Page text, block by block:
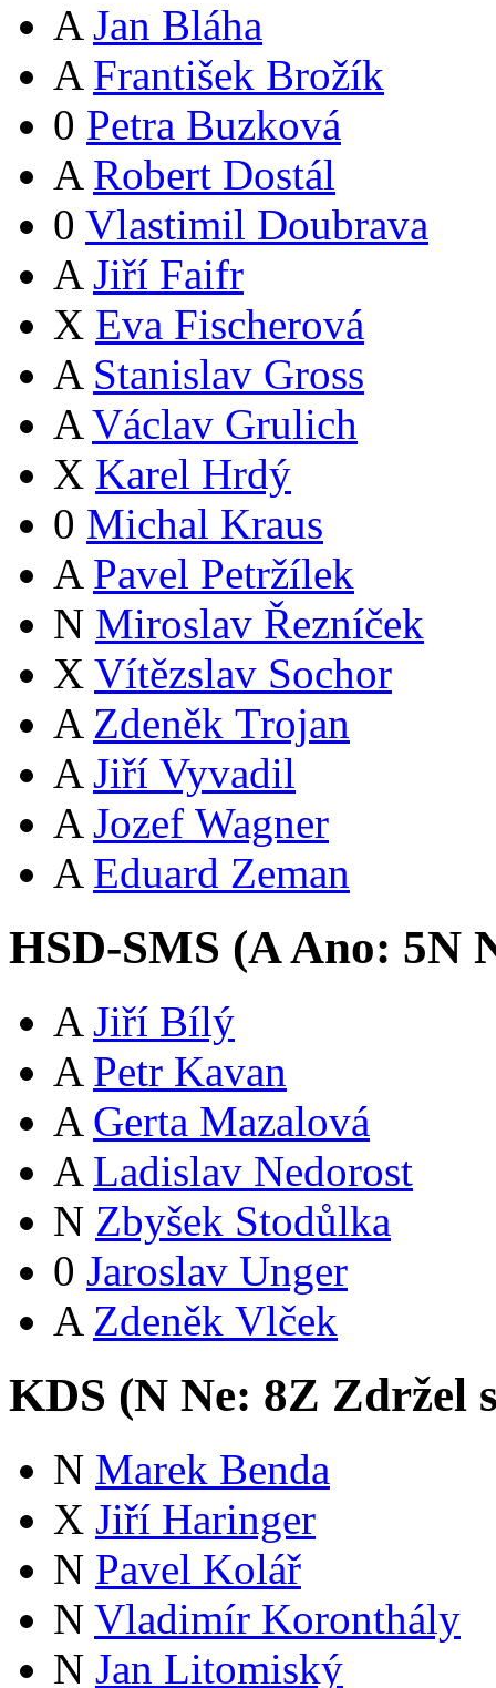
A Jan Bláha
A František Brožík
0 Petra Buzková
A Robert Dostál
0 Vlastimil Doubrava
A Jiří Faifr
X Eva Fischerová
A Stanislav Gross
A Václav Grulich
X Karel Hrdý
0 Michal Kraus
A Pavel Petržílek
N Miroslav Řezníček
X Vítězslav Sochor
A Zdeněk Trojan
A Jiří Vyvadil
A Jozef Wagner
A Eduard Zeman
HSD-SMS (AAno: 5N
A Jiří Bílý
A Petr Kavan
A Gerta Mazalová
A Ladislav Nedorost
N Zbyšek Stodůlka
0 Jaroslav Unger
A Zdeněk Vlček
KDS (N Ne: 8Z Zdržel
N Marek Benda
X Jiří Haringer
N Pavel Kolář
N Vladimír Koronthály
N Jan Litomiský